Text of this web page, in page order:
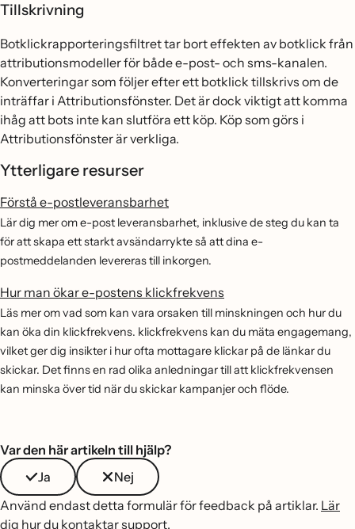
Tillskrivning
Botklickrapporteringsfiltret tar bort effekten av botklick från
attributionsmodeller för både e-post- och sms-kanalen.
Konverteringar som följer efter ett botklick tillskrivs om de
inträffar i Attributionsfönster. Det är dock viktigt att komma
ihåg att bots inte kan slutföra ett köp. Köp som görs i
Attributionsfönster är verkliga.
Ytterligare resurser
Förstå e-postleveransbarhet
Lär dig mer om e-post leveransbarhet, inklusive de steg du kan ta
för att skapa ett starkt avsändarrykte så att dina e-
postmeddelanden levereras till inkorgen.
Hur man ökar e-postens klickfrekvens
Läs mer om vad som kan vara orsaken till minskningen och hur du
kan öka din klickfrekvens. klickfrekvens kan du mäta engagemang,
vilket ger dig insikter i hur ofta mottagare klickar på de länkar du
skickar. Det finns en rad olika anledningar till att klickfrekvensen
kan minska över tid när du skickar kampanjer och flöde.
Var den här artikeln till hjälp?
Ja
Nej
Använd endast detta formulär för feedback på artiklar. Lär
dig hur du kontaktar support.